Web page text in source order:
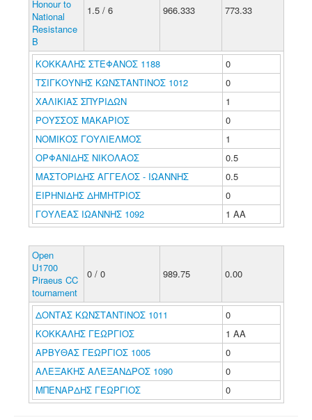
Honour to
National
Resistance
B
1.5 / 6 966.333 773.33
ΚΟΚΚΑΛΗΣ ΣΤΕΦΑΝΟΣ 1188
0
ΤΣΙΓΚΟΥΝΗΣ ΚΩΝΣΤΑΝΤΙΝΟΣ 1012
0
ΧΑΛΙΚΙΑΣ ΣΠΥΡΙΔΩΝ
1
ΡΟΥΣΣΟΣ ΜΑΚΑΡΙΟΣ
0
ΝΟΜΙΚΟΣ ΓΟΥΛΙΕΛΜΟΣ
1
ΟΡΦΑΝΙΔΗΣ ΝΙΚΟΛΑΟΣ
0.5
ΜΑΣΤΟΡΙΔΗΣ ΑΓΓΕΛΟΣ - ΙΩΑΝΝΗΣ
0.5
ΕΙΡΗΝΙΔΗΣ ΔΗΜΗΤΡΙΟΣ
0
ΓΟΥΛΕΑΣ ΙΩΑΝΝΗΣ 1092
1 ΑΑ
Open
U1700
Piraeus CC
tournament
0 / 0 989.75 0.00
ΔΟΝΤΑΣ ΚΩΝΣΤΑΝΤΙΝΟΣ 1011
0
ΚΟΚΚΑΛΗΣ ΓΕΩΡΓΙΟΣ
1 ΑΑ
ΑΡΒΥΘΑΣ ΓΕΩΡΓΙΟΣ 1005
0
ΑΛΕΞΑΚΗΣ ΑΛΕΞΑΝΔΡΟΣ 1090
0
ΜΠΕΝΑΡΔΗΣ ΓΕΩΡΓΙΟΣ
0